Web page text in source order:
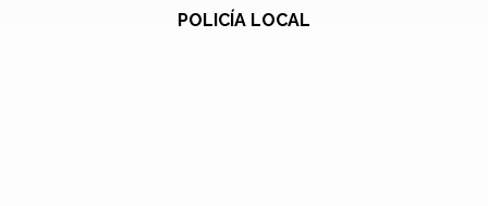
POLICÍA LOCAL